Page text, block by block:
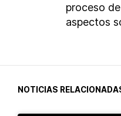
proceso
aspectos
NOTICIAS